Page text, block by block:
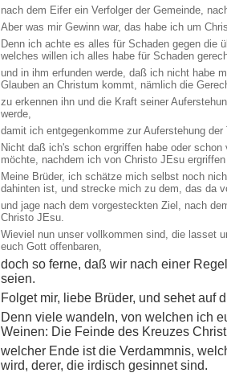
nach dem Eifer ein Verfolger der Gemeinde,
Aber was mir Gewinn war, das habe ich um
Denn ich achte es alles für Schaden gegen die
welches willen ich alles habe für Schaden
und in ihm erfunden werde, daß ich nicht habe
Glauben an Christum kommt, nämlich die
zu erkennen ihn und die Kraft seiner
werde,
damit ich entgegenkomme zur Auferstehung der
Nicht daß ich's schon ergriffen habe oder
möchte, nachdem ich von Christo JEsu
Meine Brüder, ich schätze mich selbst noch
dahinten ist, und strecke mich zu dem, das da
und jage nach dem vorgesteckten Ziel, nach
Christo JEsu.
Wieviel nun unser vollkommen sind, die lasset
euch Gott offenbaren,
doch so ferne, daß wir nach einer
seien.
Folget mir, liebe Brüder, und sehet auf
Denn viele wandeln, von welchen ich
Weinen: Die Feinde des Kreuzes
welcher Ende ist die Verdammnis,
wird, derer, die irdisch gesinnet sind.